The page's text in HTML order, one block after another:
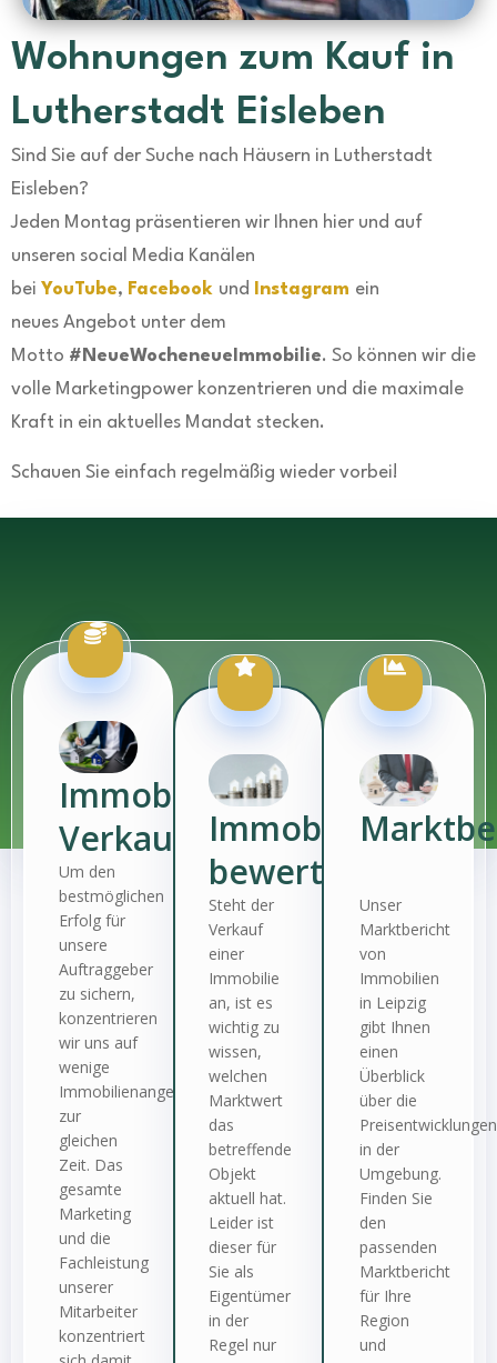
Wohnungen zum Kauf in
Lutherstadt Eisleben
Sind Sie auf der Suche nach Häusern in Lutherstadt
Eisleben?
Jeden Montag präsentieren wir Ihnen hier und auf
unseren social Media Kanälen
bei YouTube, Facebook und Instagram ein
neues Angebot unter dem
Motto #NeueWocheneueImmobilie. So können wir die
volle Marketingpower konzentrieren und die maximale
Kraft in ein aktuelles Mandat stecken.
Schauen Sie einfach regelmäßig wieder vorbei!
Immobilien-
Verkauf
Um den
bestmöglichen
Erfolg für
unsere
Auftraggeber
zu sichern,
konzentrieren
wir uns auf
wenige
Immobilienangebote
zur
gleichen
Zeit. Das
gesamte
Marketing
und die
Fachleistung
unserer
Mitarbeiter
konzentriert
Immobilien-
bewertung
Steht der
Verkauf
einer
Immobilie
an, ist es
wichtig zu
wissen,
welchen
Marktwert
das
betreffende
Objekt
aktuell hat.
Leider ist
dieser für
Sie als
Eigentümer
in der
Regel nur
Unser
Marktbericht
von
Immobilien
in Leipzig
gibt Ihnen
einen
Überblick
über die
Preisentwicklungen
in der
Umgebung.
Finden Sie
den
passenden
Marktbericht
für Ihre
Region
und